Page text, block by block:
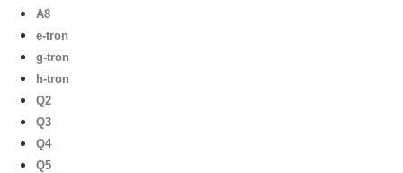
A8
e-tron
g-tron
h-tron
Q2
Q3
Q4
Q5